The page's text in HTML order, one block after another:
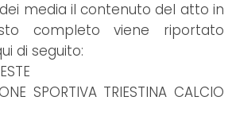
media il contenuto del atto in
completo viene riportato
di seguito:
SPORTIVA TRIESTINA CALCIO